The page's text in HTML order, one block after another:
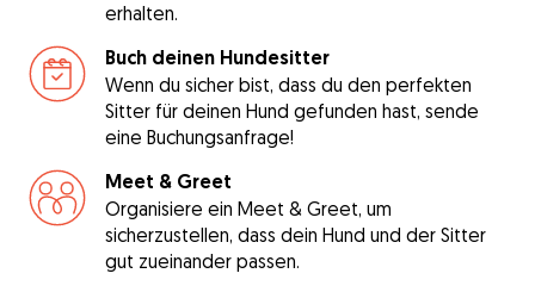
erhalten.
Buch deinen Hundesitter
Wenn du sicher bist, dass du den perfekten
Sitter für deinen Hund gefunden hast, sende
eine Buchungsanfrage!
Meet & Greet
Organisiere ein Meet & Greet, um
sicherzustellen, dass dein Hund und der Sitter
gut zueinander passen.